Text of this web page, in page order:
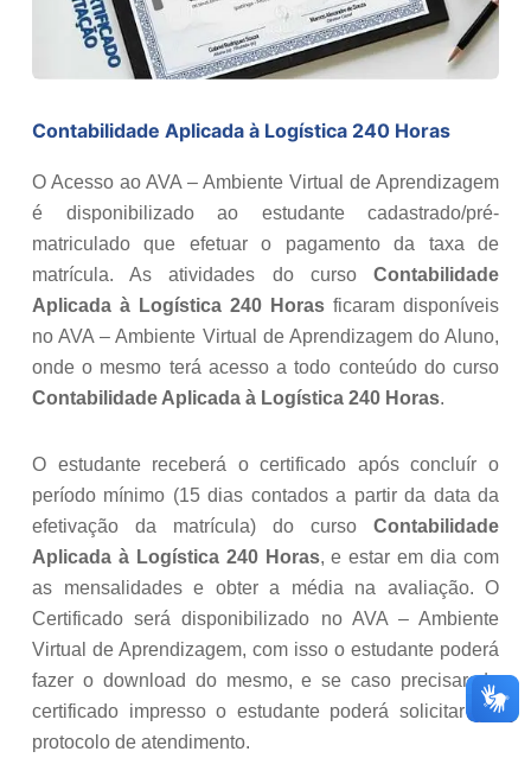
Contabilidade Aplicada à Logística 240 Horas
O Acesso ao AVA – Ambiente Virtual de Aprendizagem
é disponibilizado ao estudante cadastrado/pré-
matriculado que efetuar o pagamento da taxa de
matrícula. As atividades do curso Contabilidade
Aplicada à Logística 240 Horas ficaram disponíveis
no AVA – Ambiente Virtual de Aprendizagem do Aluno,
onde o mesmo terá acesso a todo conteúdo do curso
Contabilidade Aplicada à Logística 240 Horas.
O estudante receberá o certificado após concluír o
período mínimo (15 dias contados a partir da data da
efetivação da matrícula) do curso Contabilidade
Aplicada à Logística 240 Horas, e estar em dia com
as mensalidades e obter a média na avaliação. O
Certificado será disponibilizado no AVA – Ambiente
Virtual de Aprendizagem, com isso o estudante poderá
fazer o download do mesmo, e se caso precisar do
certificado impresso o estudante poderá solicitar via
protocolo de atendimento.